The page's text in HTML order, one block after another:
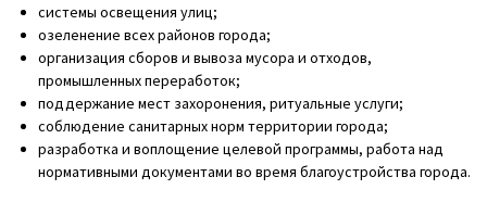
системы освещения улиц;
озеленение всех районов города;
организация сборов и вывоза мусора и отходов,
промышленных переработок;
поддержание мест захоронения, ритуальные услуги;
соблюдение санитарных норм территории города;
разработка и воплощение целевой программы, работа над
нормативными документами во время благоустройства города.